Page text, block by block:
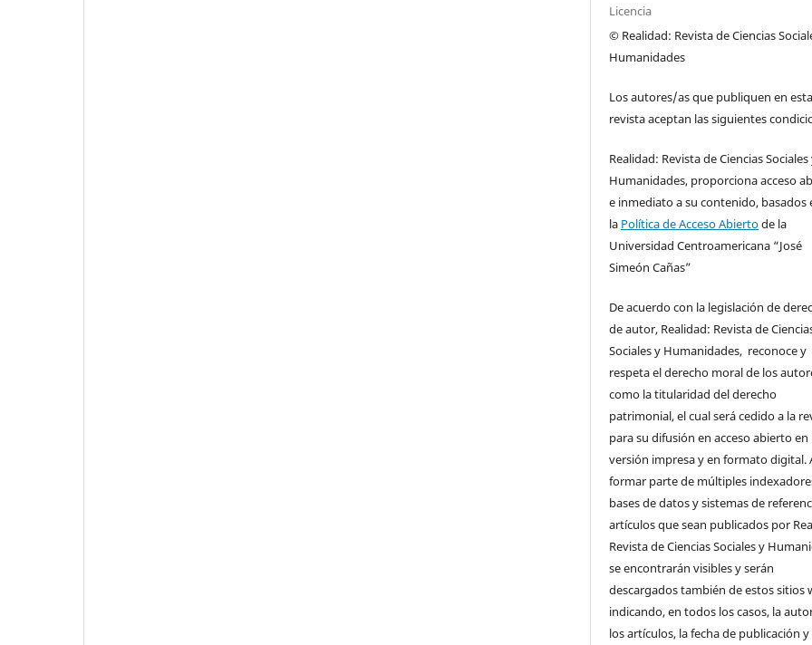
Licencia
© Realidad: Revista de Ciencias
Humanidades
Los autores/as que publiquen en esta
revista aceptan las siguientes
Realidad: Revista de Ciencias Sociales
Humanidades, proporciona acceso
e inmediato a su contenido, basados
la Política de Acceso Abiertode la
Universidad Centroamericana “José
Simeón Cañas”
De acuerdo con la legislación de
de autor, Realidad: Revista de
Sociales y Humanidades, reconoce y
respeta el derecho moral de los
como la titularidad del derecho
patrimonial, el cual será cedido a la
para su difusión en acceso abierto en
versión impresa y en formato digital.
formar parte de múltiples
bases de datos y sistemas de
artículos que sean publicados por
Revista de Ciencias Sociales y
se encontrarán visibles y serán
descargados también de estos sitios
indicando, en todos los casos, la
los artículos, la fecha de publicación y